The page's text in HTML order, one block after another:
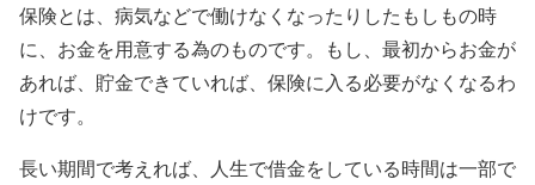
保険とは、病気などで働けなくなったりしたもしもの時
に、お金を用意する為のものです。もし、最初からお金が
あれば、貯金できていれば、保険に入る必要がなくなるわ
けです。
長い期間で考えれば、人生で借金をしている時間は一部で